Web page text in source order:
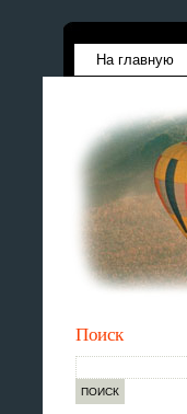
На главную
Поиск